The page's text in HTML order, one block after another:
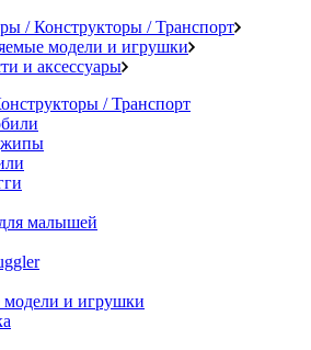
/ Конструкторы / Транспорт
модели и игрушки
и аксессуары
/ Транспорт
малышей
модели и игрушки